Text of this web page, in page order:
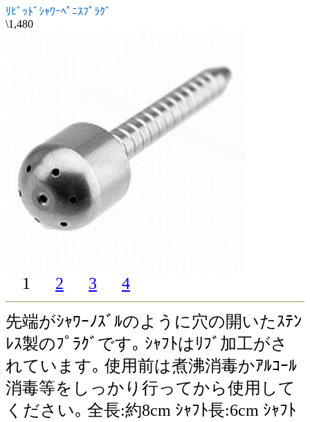
ﾘﾋﾞｯﾄﾞｼｬﾜｰﾍﾟﾆｽﾌﾟﾗｸﾞ
\1,480
1 2 3 4
先端がｼｬﾜｰﾉｽﾞﾙのように穴の開いたｽﾃﾝ
ﾚｽ製のﾌﾟﾗｸﾞです｡ ｼｬﾌﾄはﾘﾌﾞ加工がさ
れています｡ 使用前は煮沸消毒かｱﾙｺｰﾙ
消毒等をしっかり行ってから使用して
ください｡ 全長:約8cm ｼｬﾌﾄ長:6cm ｼｬﾌﾄ